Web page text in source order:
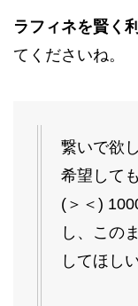
ラフィネを賢く
てくださいね。
繋いで欲
希望して
(＞＜)
し、この
してほし